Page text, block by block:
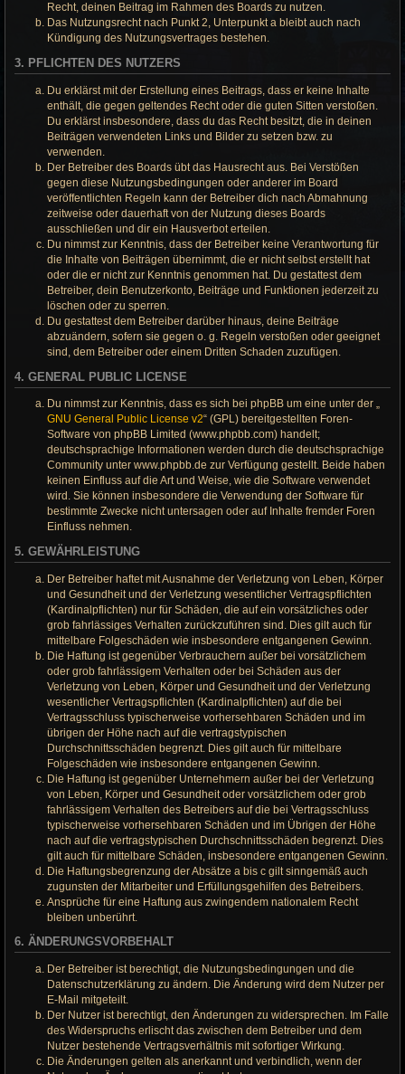
Recht, deinen Beitrag im Rahmen des Boards zu nutzen.
Das Nutzungsrecht nach Punkt 2, Unterpunkt a bleibt auch nach
Kündigung des Nutzungsvertrages bestehen.
3. PFLICHTEN DES NUTZERS
Du erklärst mit der Erstellung eines Beitrags, dass er keine Inhalte
enthält, die gegen geltendes Recht oder die guten Sitten verstoßen.
Du erklärst insbesondere, dass du das Recht besitzt, die in deinen
Beiträgen verwendeten Links und Bilder zu setzen bzw. zu
verwenden.
Der Betreiber des Boards übt das Hausrecht aus. Bei Verstößen
gegen diese Nutzungsbedingungen oder anderer im Board
veröffentlichten Regeln kann der Betreiber dich nach Abmahnung
zeitweise oder dauerhaft von der Nutzung dieses Boards
ausschließen und dir ein Hausverbot erteilen.
Du nimmst zur Kenntnis, dass der Betreiber keine Verantwortung für
die Inhalte von Beiträgen übernimmt, die er nicht selbst erstellt hat
oder die er nicht zur Kenntnis genommen hat. Du gestattest dem
Betreiber, dein Benutzerkonto, Beiträge und Funktionen jederzeit zu
löschen oder zu sperren.
Du gestattest dem Betreiber darüber hinaus, deine Beiträge
abzuändern, sofern sie gegen o. g. Regeln verstoßen oder geeignet
sind, dem Betreiber oder einem Dritten Schaden zuzufügen.
4. GENERAL PUBLIC LICENSE
Du nimmst zur Kenntnis, dass es sich bei phpBB um eine unter der „
GNU General Public License v2“ (GPL) bereitgestellten Foren-
Software von phpBB Limited (www.phpbb.com) handelt;
deutschsprachige Informationen werden durch die deutschsprachige
Community unter www.phpbb.de zur Verfügung gestellt. Beide haben
keinen Einfluss auf die Art und Weise, wie die Software verwendet
wird. Sie können insbesondere die Verwendung der Software für
bestimmte Zwecke nicht untersagen oder auf Inhalte fremder Foren
Einfluss nehmen.
5. GEWÄHRLEISTUNG
Der Betreiber haftet mit Ausnahme der Verletzung von Leben, Körper
und Gesundheit und der Verletzung wesentlicher Vertragspflichten
(Kardinalpflichten) nur für Schäden, die auf ein vorsätzliches oder
grob fahrlässiges Verhalten zurückzuführen sind. Dies gilt auch für
mittelbare Folgeschäden wie insbesondere entgangenen Gewinn.
Die Haftung ist gegenüber Verbrauchern außer bei vorsätzlichem
oder grob fahrlässigem Verhalten oder bei Schäden aus der
Verletzung von Leben, Körper und Gesundheit und der Verletzung
wesentlicher Vertragspflichten (Kardinalpflichten) auf die bei
Vertragsschluss typischerweise vorhersehbaren Schäden und im
übrigen der Höhe nach auf die vertragstypischen
Durchschnittsschäden begrenzt. Dies gilt auch für mittelbare
Folgeschäden wie insbesondere entgangenen Gewinn.
Die Haftung ist gegenüber Unternehmern außer bei der Verletzung
von Leben, Körper und Gesundheit oder vorsätzlichem oder grob
fahrlässigem Verhalten des Betreibers auf die bei Vertragsschluss
typischerweise vorhersehbaren Schäden und im Übrigen der Höhe
nach auf die vertragstypischen Durchschnittsschäden begrenzt. Dies
gilt auch für mittelbare Schäden, insbesondere entgangenen Gewinn.
Die Haftungsbegrenzung der Absätze a bis c gilt sinngemäß auch
zugunsten der Mitarbeiter und Erfüllungsgehilfen des Betreibers.
Ansprüche für eine Haftung aus zwingendem nationalem Recht
bleiben unberührt.
6. ÄNDERUNGSVORBEHALT
Der Betreiber ist berechtigt, die Nutzungsbedingungen und die
Datenschutzerklärung zu ändern. Die Änderung wird dem Nutzer per
E-Mail mitgeteilt.
Der Nutzer ist berechtigt, den Änderungen zu widersprechen. Im Falle
des Widerspruchs erlischt das zwischen dem Betreiber und dem
Nutzer bestehende Vertragsverhältnis mit sofortiger Wirkung.
Die Änderungen gelten als anerkannt und verbindlich, wenn der